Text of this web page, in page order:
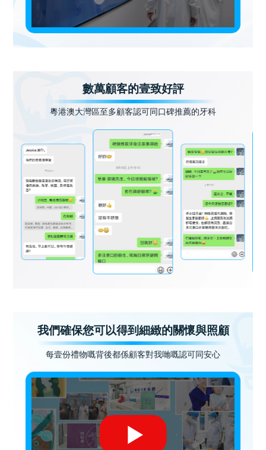
數萬顧客的壹致好評
粵港澳大灣區至多顧客認可同口碑推薦的牙科
我們確保您可以得到細緻的關懷與照顧
每壹份禮物嘅背後都係顧客對我哋嘅認可同安心